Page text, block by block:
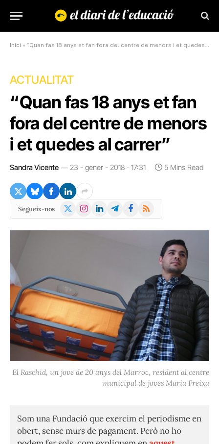
Inici » “Quan fas 18 anys et fan fora del centre de menors i et quedes al carrer”
ACTUALITAT
“Quan fas 18 anys et fan
fora del centre de menors
i et quedes al carrer”
Sandra Vicente 23 - gener - 2018 · 17:31 5 Mins Read
Segueix-nos
X
Instagram
LinkedInTelegramFacebook
RSS
El Raschid, un jove de 20 anys del Marroc, resident al centre
municipal de joves Maria Freixa
Som una Fundació que exercim el periodisme en
obert, sense murs de pagament. Però no ho